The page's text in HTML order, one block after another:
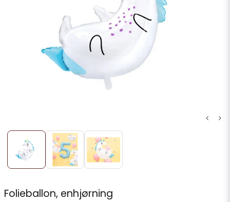
Folieballon, enhjørning